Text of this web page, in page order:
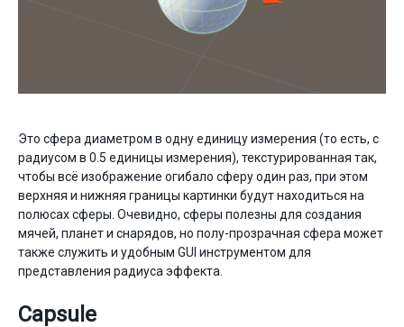
Это сфера диаметром в одну единицу измерения (то есть, с
радиусом в 0.5 единицы измерения), текстурированная так,
чтобы всё изображение огибало сферу один раз, при этом
верхняя и нижняя границы картинки будут находиться на
полюсах сферы. Очевидно, сферы полезны для создания
мячей, планет и снарядов, но полу-прозрачная сфера может
также служить и удобным GUI инструментом для
представления радиуса эффекта.
Capsule